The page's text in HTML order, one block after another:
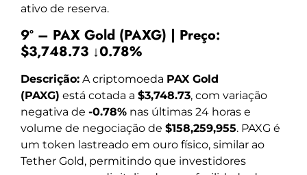
ativo de reserva.
9º – PAX Gold (PAXG) | Preço:
$3,748.73 ↓0.78%
Descrição: A criptomoeda PAX Gold
(PAXG) está cotada a $3,748.73, com variação
negativa de -0.78% nas últimas 24 horas e
volume de negociação de $158,259,955. PAXG é
um token lastreado em ouro físico, similar ao
Tether Gold, permitindo que investidores